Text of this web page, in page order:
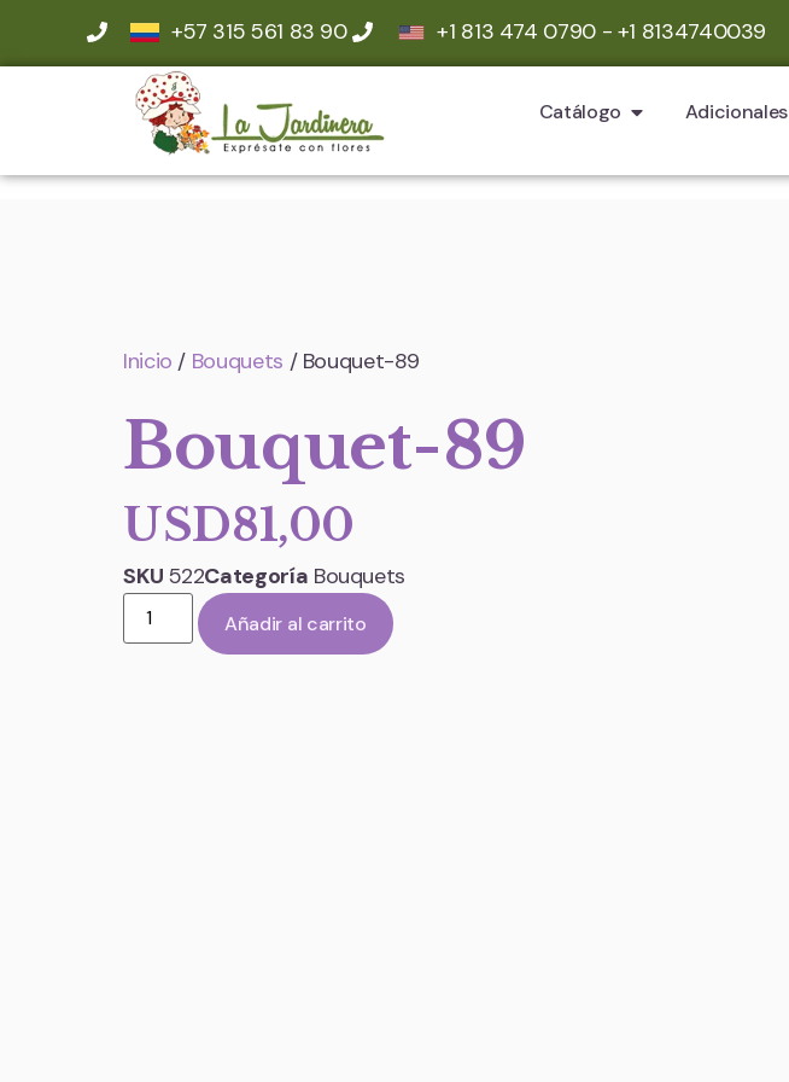
+57 315 561 83 90 +1 813 474 0790 - +1 8134740039
Catálogo Adicionales
Inicio / Bouquets / Bouquet-89
Bouquet-89
USD81,00
SKU 522Categoría Bouquets
Añadir al carrito